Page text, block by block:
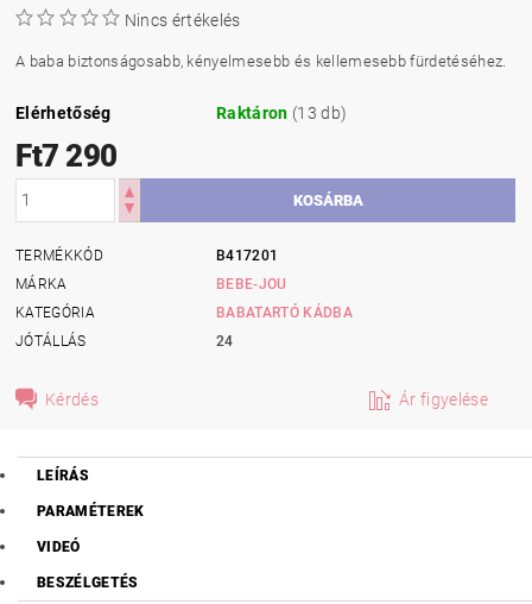
Nincs értékelés
A baba biztonságosabb, kényelmesebb és kellemesebb fürdetéséhez.
Elérhetőség Raktáron (13 db)
Ft7 290
TERMÉKKÓD
B417201
MÁRKA
BEBE-JOU
KATEGÓRIA
BABATARTÓ KÁDBA
JÓTÁLLÁS
24
Kérdés Ár figyelése
LEÍRÁS
PARAMÉTEREK
VIDEÓ
BESZÉLGETÉS